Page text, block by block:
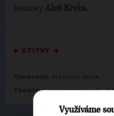
komory Aleš Krebs.
▶ ŠTÍTKY ◀
Osobnosti: Vlastimil Válek
Témata: E-government a IT,
Využíváme